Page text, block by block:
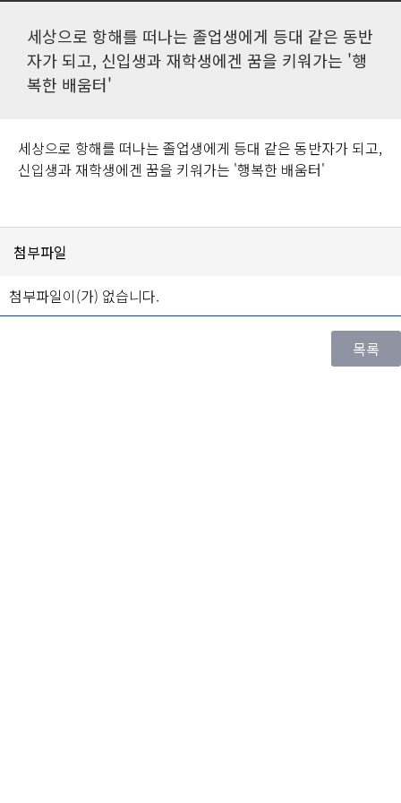
세상으로 항해를 떠나는 졸업생에게 등대 같은 동반
자가 되고, 신입생과 재학생에겐 꿈을 키워가는 '행
복한 배움터'
세상으로 항해를 떠나는 졸업생에게 등대 같은 동반자가 되고,
신입생과 재학생에겐 꿈을 키워가는 '행복한 배움터'
첨부파일
첨부파일이(가) 없습니다.